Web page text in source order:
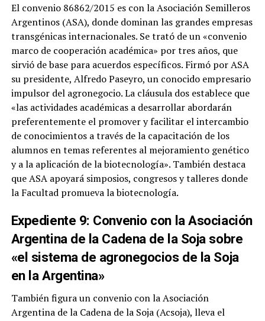
El convenio 86862/2015 es con la Asociación Semilleros
Argentinos (ASA), donde dominan las grandes empresas
transgénicas internacionales. Se trató de un «convenio
marco de cooperación académica» por tres años, que
sirvió de base para acuerdos específicos. Firmó por ASA
su presidente, Alfredo Paseyro, un conocido empresario
impulsor del agronegocio. La cláusula dos establece que
«las actividades académicas a desarrollar abordarán
preferentemente el promover y facilitar el intercambio
de conocimientos a través de la capacitación de los
alumnos en temas referentes al mejoramiento genético
y a la aplicación de la biotecnología». También destaca
que ASA apoyará simposios, congresos y talleres donde
la Facultad promueva la biotecnología.
Expediente 9: Convenio con la Asociación
Argentina de la Cadena de la Soja sobre
«el sistema de agronegocios de la Soja
en la Argentina»
También figura un convenio con la Asociación
Argentina de la Cadena de la Soja (Acsoja), lleva el